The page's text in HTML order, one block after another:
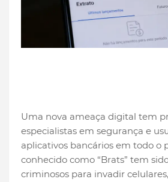
Uma nova ameaça digital tem
especialistas em segurança e
aplicativos bancários em todo o
conhecido como “Brats” tem
criminosos para invadir